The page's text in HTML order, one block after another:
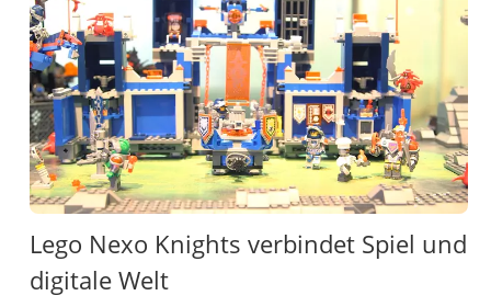
Lego Nexo Knights verbindet Spiel und
digitale Welt